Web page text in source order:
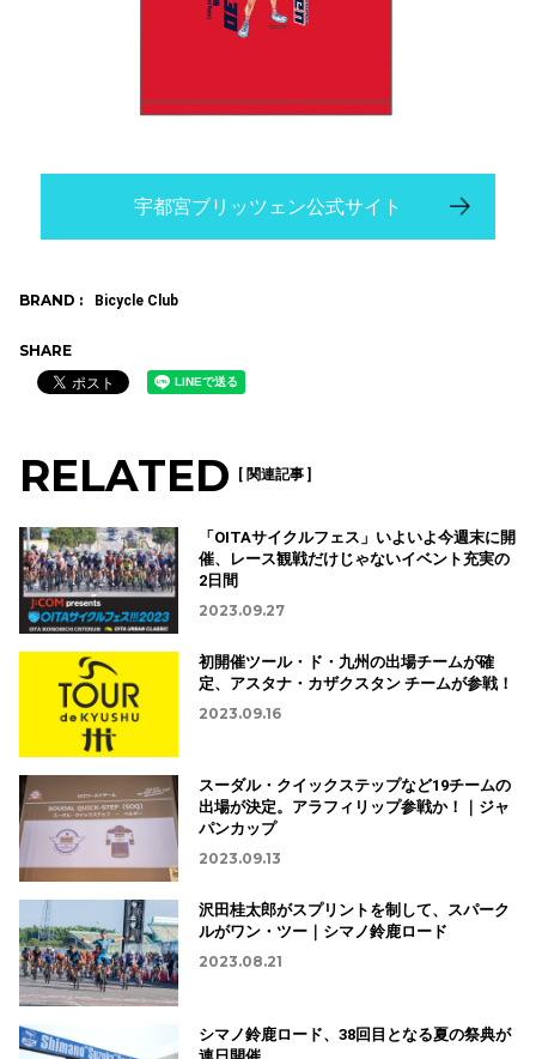
宇都宮ブリッツェン公式サイト
BRAND : Bicycle Club
SHARE
RELATED [ 関連記事 ]
「OITAサイクルフェス」いよいよ今週末に開
催、レース観戦だけじゃないイベント充実の
2日間
2023.09.27
初開催ツール・ド・九州の出場チームが確
定、アスタナ・カザクスタン チームが参戦！
2023.09.16
スーダル・クイックステップなど19チームの
出場が決定。アラフィリップ参戦か！｜ジャ
パンカップ
2023.09.13
沢田桂太郎がスプリントを制して、スパーク
ルがワン・ツー｜シマノ鈴鹿ロード
2023.08.21
シマノ鈴鹿ロード、38回目となる夏の祭典が